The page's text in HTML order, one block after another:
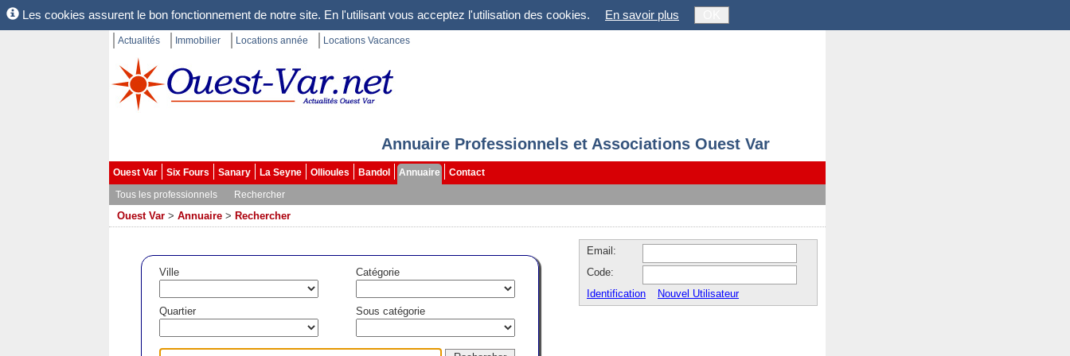
Les cookies assurent le bon fonctionnement de notre site. En l'utilisant vous acceptez l'utilisation des cookies. En savoir plus
Actualités Immobilier Locations année Locations Vacances
Annuaire Professionnels et Associations Ouest Var
Ouest Var Six Fours Sanary La Seyne Ollioules Bandol Annuaire
Contact
Tous les professionnels
Rechercher
Ouest Var > Annuaire > Rechercher
Ville Catégorie
Quartier Sous catégorie
Email:
Code:
Identification
Nouvel Utilisateur